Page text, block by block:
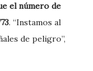
el número de
. “Instamos al
de peligro”,